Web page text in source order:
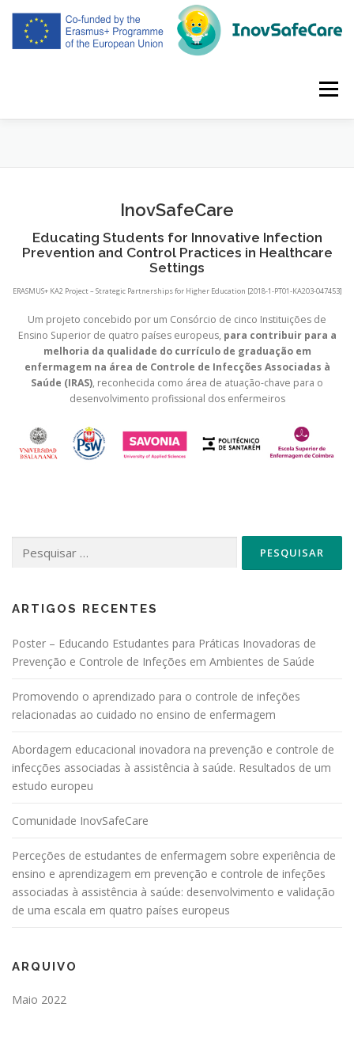
conteúdo
Menu
RESULTADOS INTELECTUAIS DIVULGAÇÃO
InovSafeCare
Educating Students for Innovative Infection
Prevention and Control Practices in Healthcare
Settings
ERASMUS+ KA2 Project – Strategic Partnerships for Higher Education [2018-1-PT01-KA203-047453]
Um projeto concebido por um Consórcio de cinco Instituições de
Ensino Superior de quatro países europeus, para contribuir para a
melhoria da qualidade do currículo de graduação em
enfermagem na área de Controle de Infecções Associadas à
Saúde (IRAS), reconhecida como área de atuação-chave para o
desenvolvimento profissional dos enfermeiros
por:
ARTIGOS RECENTES
Poster – Educando Estudantes para Práticas Inovadoras de
Prevenção e Controle de Infeções em Ambientes de Saúde
Promovendo o aprendizado para o controle de infeções
relacionadas ao cuidado no ensino de enfermagem
Abordagem educacional inovadora na prevenção e controle de
infecções associadas à assistência à saúde. Resultados de um
estudo europeu
Comunidade InovSafeCare
Perceções de estudantes de enfermagem sobre experiência de
ensino e aprendizagem em prevenção e controle de infeções
associadas à assistência à saúde: desenvolvimento e validação
de uma escala em quatro países europeus
ARQUIVO
Maio 2022